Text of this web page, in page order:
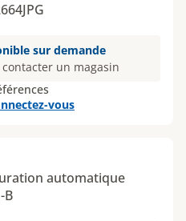
sur demande
un magasin
vous
automatique
B